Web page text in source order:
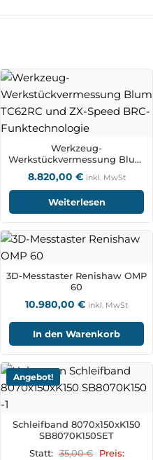
Werkzeug-
Werkstückvermessung Blum
TC62RC und ZX-Speed BRC-
Funktechnologie
8.820,00 € inkl. MwSt
Weiterlesen
3D-Messtaster Renishaw OMP
60
10.980,00 € inkl. MwSt
In den Warenkorb
Angebot!
Schleifband 8070x150xK150
SB8070K150SET
Statt: 35,00€ Preis: